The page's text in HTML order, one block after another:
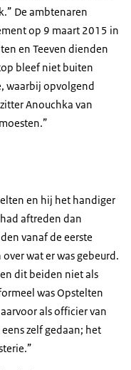
De ambtenaren
op 9 maart 2015 in
en Teeven dienden
bleef niet buiten
waarbij opvolgend
Anouchka van
en hij het handiger
aftreden dan
vanaf de eerste
wat er was gebeurd.
dit beiden niet als
was Opstelten
als officier van
zelf gedaan; het